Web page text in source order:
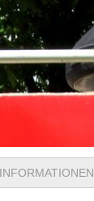
INFORMATIONEN